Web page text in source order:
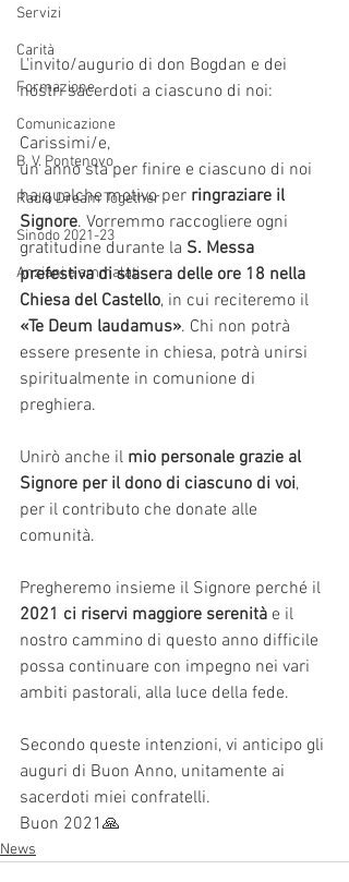
Servizi
Carità
Formazione
Comunicazione
B. V. Pontenovo
Radio Dream Together
Sinodo 2021-23
Anziani e ammalati
L'invito/augurio di don Bogdan e dei
nostri sacerdoti a ciascuno di noi:
Carissimi/e,
un anno sta per finire e ciascuno di noi
ha qualche motivo per ringraziare il
Signore. Vorremmo raccogliere ogni
gratitudine durante la S. Messa
prefestiva di stasera delle ore 18 nella
Chiesa del Castello, in cui reciteremo il
«Te Deum laudamus». Chi non potrà
essere presente in chiesa, potrà unirsi
spiritualmente in comunione di
preghiera.
Unirò anche il mio personale grazie al
Signore per il dono di ciascuno di voi,
per il contributo che donate alle
comunità.
Pregheremo insieme il Signore perché il
2021 ci riservi maggiore serenità e il
nostro cammino di questo anno difficile
possa continuare con impegno nei vari
ambiti pastorali, alla luce della fede.
Secondo queste intenzioni, vi anticipo gli
auguri di Buon Anno, unitamente ai
sacerdoti miei confratelli.
Buon 2021🙏
News